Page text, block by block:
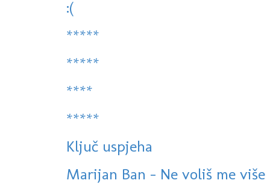
:(
*****
*****
****
*****
Ključ uspjeha
Marijan Ban - Ne voliš me